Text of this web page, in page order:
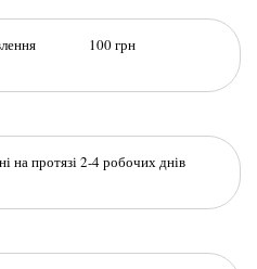
100 грн
на протязі 2-4 робочих днів